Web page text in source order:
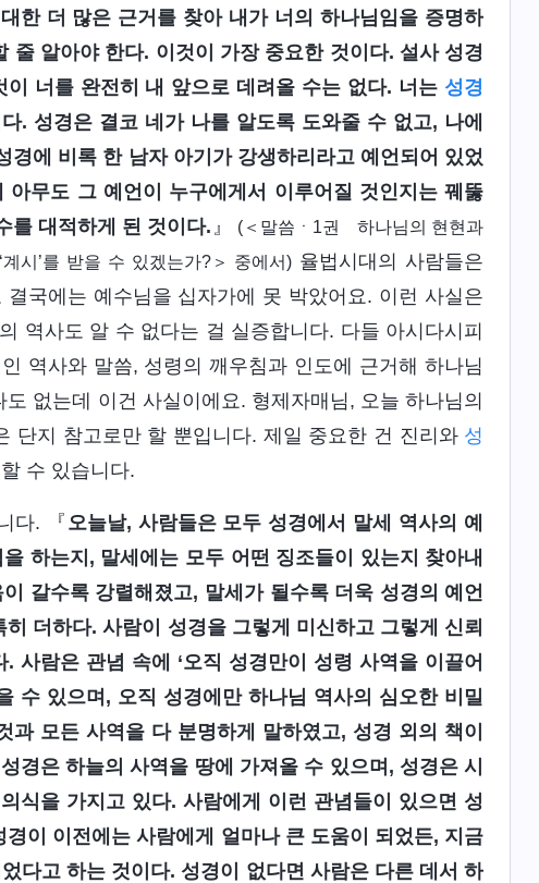
한 더 많은 근거를 찾아 내가 너의 하나님임을 증명하
알아야 한다. 이것이 가장 중요한 것이다. 설사 성경
너를 완전히 내 앞으로 데려올 수는 없다. 너는성경
. 성경은 결코 네가 나를 알도록 도와줄 수 없고, 나에
에 비록 한 남자 아기가 강생하리라고 예언되어 있었
무도 그 예언이 누구에게서 이루어질 것인지는 꿰뚫
를 대적하게 된 것이다. 』
(＜말씀ㆍ1권 하나님의 현현과
시’를 받을 수 있겠는가?＞ 중에서) 율법시대의 사람들은
국에는 예수님을 십자가에 못 박았어요. 이런 사실은
역사도 알 수 없다는 걸 실증합니다. 다들 아시다시피
역사와 말씀, 성령의 깨우침과 인도에 근거해 하나님
없는데 이건 사실이에요. 형제자매님, 오늘 하나님의
단지 참고로만 할 뿐입니다. 제일 중요한 건 진리와 성
수 있습니다.
다. 『 오늘날, 사람들은 모두 성경에서 말세 역사의 예
하는지, 말세에는 모두 어떤 징조들이 있는지 찾아내
갈수록 강렬해졌고, 말세가 될수록 더욱 성경의 예언
더하다. 사람이 성경을 그렇게 미신하고 그렇게 신뢰
사람은 관념 속에 ‘오직 성경만이 성령 사역을 이끌어
수 있으며, 오직 성경에만 하나님 역사의 심오한 비밀
모든 사역을 다 분명하게 말하였고, 성경 외의 책이
경은 하늘의 사역을 땅에 가져올 수 있으며, 성경은 시
식을 가지고 있다. 사람에게 이런 관념들이 있으면 성
이 이전에는 사람에게 얼마나 큰 도움이 되었든, 지금
다고 하는 것이다. 성경이 없다면 사람은 다른 데서 하